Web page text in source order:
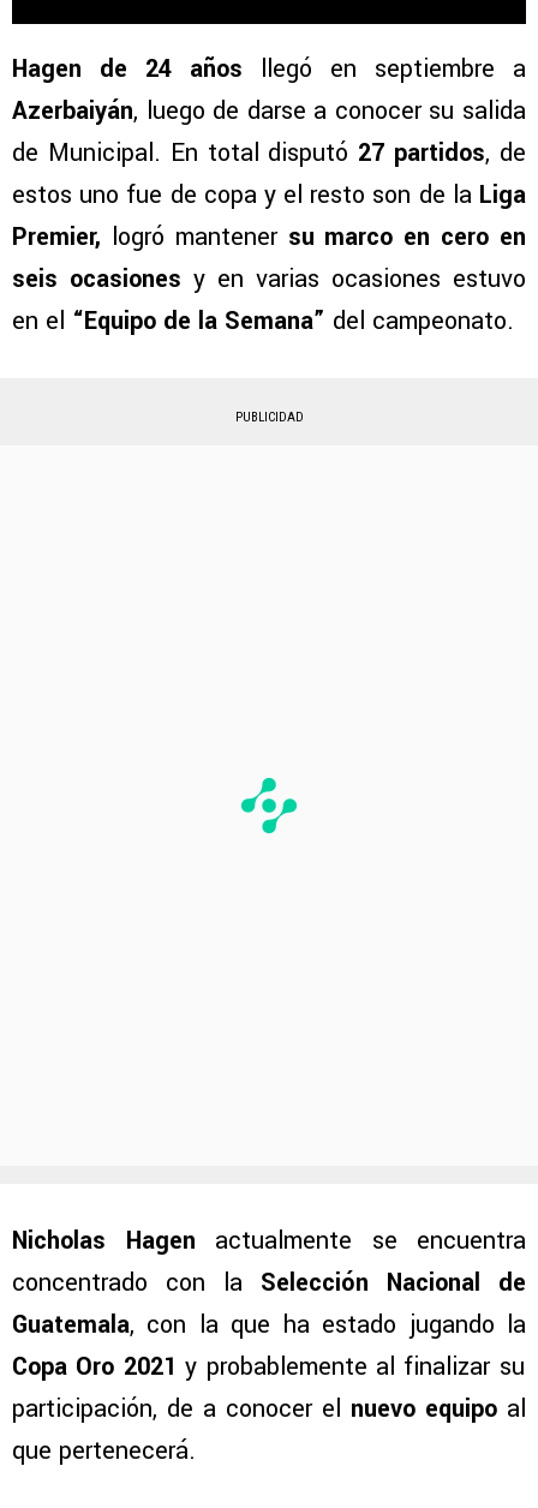
Hagen de 24 años llegó en septiembre a
Azerbaiyán, luego de darse a conocer su salida
de Municipal. En total disputó 27 partidos, de
estos uno fue de copa y el resto son de la Liga
Premier, logró mantenersu marco en cero en
seis ocasiones y en varias ocasiones estuvo
en el “Equipo de la Semana” del campeonato.
PUBLICIDAD
Nicholas Hagen actualmente se encuentra
concentrado con la Selección Nacional de
Guatemala, con la que ha estado jugando la
Copa Oro 2021 y probablemente al finalizar su
participación, de a conocer el nuevo equipo al
que pertenecerá.